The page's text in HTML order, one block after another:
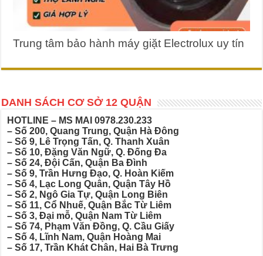
Trung tâm bảo hành máy giặt Electrolux uy tín
DANH SÁCH CƠ SỞ 12 QUẬN
HOTLINE – MS MAI0978.230.233
– Số 200, Quang Trung, Quận Hà Đông
– Số 9, Lê Trọng Tấn, Q. Thanh Xuân
– Số 10, Đặng Văn Ngữ, Q. Đống Đa
– Số 24, Đội Cấn, Quận Ba Đình
– Số 9, Trần Hưng Đạo, Q. Hoàn Kiếm
– Số 4, Lạc Long Quân, Quận Tây Hồ
– Số 2, Ngô Gia Tự, Quận Long Biên
– Số 11, Cổ Nhuế, Quận Bắc Từ Liêm
– Số 3, Đại mỗ, Quận Nam Từ Liêm
– Số 74, Phạm Văn Đồng, Q. Cầu Giấy
– Số 4, Lĩnh Nam, Quận Hoàng Mai
– Số 17, Trần Khát Chân, Hai Bà Trưng